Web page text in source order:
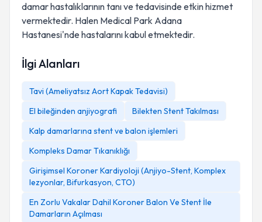
damar hastalıklarının tanı ve tedavisinde etkin hizmet
vermektedir. Halen Medical Park Adana
Hastanesi'nde hastalarını kabul etmektedir.
İlgi Alanları
Tavi (Ameliyatsız Aort Kapak Tedavisi)
El bileğinden anjiyografi
Bilekten Stent Takılması
Kalp damarlarına stent ve balon işlemleri
Kompleks Damar Tıkanıklığı
Girişimsel Koroner Kardiyoloji (Anjiyo-Stent, Komplex
lezyonlar, Bifurkasyon, CTO)
En Zorlu Vakalar Dahil Koroner Balon Ve Stent İle
Damarların Açılması